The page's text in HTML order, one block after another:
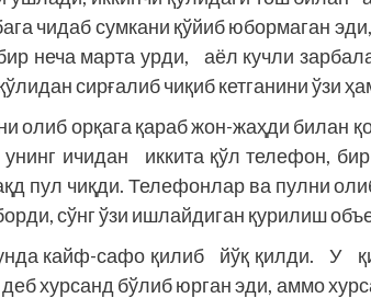
чидаб сумкани қўйиб юбормаган
неча марта урди, аёл кучли
сирғалиб чиқиб кетганини ўзи
олиб орқага қараб жон-жаҳди билан
унинг ичидан иккита қўл телефон,
пул чиқди. Телефонлар ва пулни
сўнг ўзи ишлайдиган қурилиш
кайф-сафо қилиб йўқ қилди. У
хурсанд бўлиб юрган эди, аммо